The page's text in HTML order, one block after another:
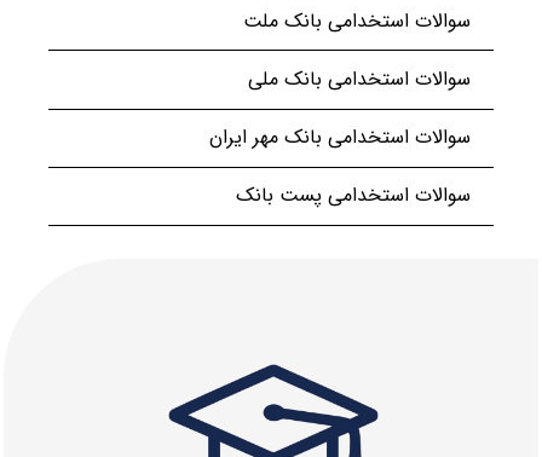
سوالات استخدامی بانک ملت
سوالات استخدامی بانک ملی
سوالات استخدامی بانک مهر ایران
سوالات استخدامی پست بانک